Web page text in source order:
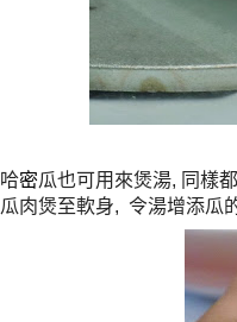
哈密瓜也可用來煲湯, 同樣
瓜肉煲至軟身, 令湯增添瓜